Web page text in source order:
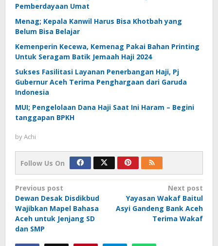
Pemberdayaan Umat
Menag; Kepala Kanwil Harus Bisa Khotbah yang
Belum Bisa Belajar
Kemenperin Kecewa, Kemenag Pakai Bahan Printing
Untuk Seragam Batik Jemaah Haji 2024
Sukses Fasilitasi Layanan Penerbangan Haji, Pj
Gubernur Aceh Terima Penghargaan dari Garuda
Indonesia
MUI; Pengelolaan Dana Haji Saat Ini Haram – Begini
tanggapan BPKH
byAchi
Follow Us On
Post
navigation
Previous post
Dewan Desak Disdikbud
Wajibkan Mapel Bahasa
Aceh untuk Jenjang SD
dan SMP
Next post
Yayasan Wakaf Baitul
Asyi Gandeng Bank Aceh
Terima Wakaf